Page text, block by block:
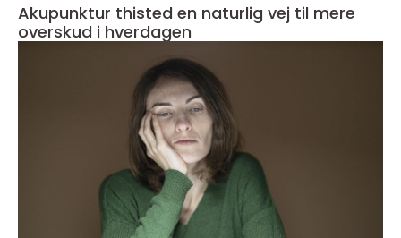
Akupunktur thisted en naturlig vej til mere
overskud i hverdagen